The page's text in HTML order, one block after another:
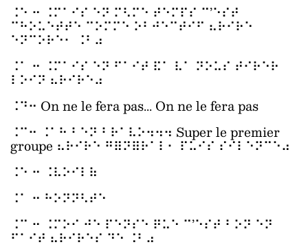
⠨⠑ ⠒ ⠨⠍⠁⠊⠎ ⠑⠝ ⠍⠣⠍⠑ ⠞⠑⠍⠏⠎ ⠉’⠑⠎⠞
⠉⠓⠕⠥⠑⠞⠞⠑ ⠉⠕⠍⠍⠑ ⠕⠃⠚⠑⠉⠞⠊⠋ ⠦⠗⠊⠗⠑
⠑⠝⠉⠕⠗⠑⠂ ⠨⠃⠴
⠨⠁ ⠒ ⠨⠍⠁⠊⠎ ⠑⠝ ⠋⠁⠊⠞ ⠯⠁ ⠧⠁ ⠝⠕⠥⠎ ⠞⠊⠗⠑⠗
⠇⠕⠊⠝ ⠦⠗⠊⠗⠑⠴
⠨⠙⠒ On ne le fera pas... On ne le fera pas
⠨⠉⠒ ⠨⠁⠓ ⠃⠑⠝ ⠃⠗⠁⠧⠕⠲⠲⠲ Super le premier
groupe ⠦⠗⠊⠗⠑ ⠛⠿⠝⠿⠗⠁⠇⠂ ⠏⠥⠊⠎ ⠎⠊⠇⠑⠝⠉⠑⠴
⠨⠑ ⠒ ⠨⠧⠕⠊⠇⠷
⠨⠁ ⠒ ⠓⠕⠝⠝⠣⠞⠑
⠨⠉ ⠒ ⠨⠍⠕⠊ ⠚⠑ ⠏⠑⠝⠎⠑ ⠟⠥⠑ ⠉’⠑⠎⠞ ⠃⠕⠝ ⠑⠝
⠋⠁⠊⠞ ⠦⠗⠊⠗⠑⠎ ⠙⠑ ⠨⠃⠴